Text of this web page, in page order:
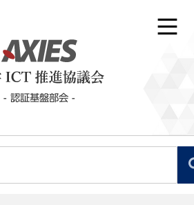
- 認証基盤部会 -